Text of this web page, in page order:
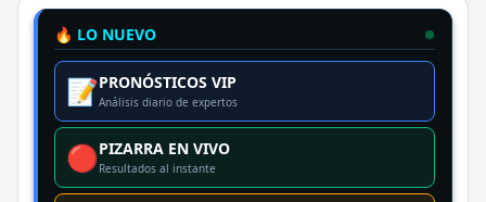
🔥 LO NUEVO
📝PRONÓSTICOS VIP
Análisis diario de expertos
🔴PIZARRA EN VIVO
Resultados al instante